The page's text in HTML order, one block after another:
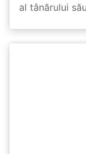
al tânărului